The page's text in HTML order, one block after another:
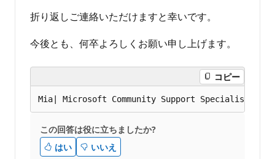
折り返しご連絡いただけますと幸いです。
今後とも、何卒よろしくお願い申し上げます。
コピー
この回答は役に立ちましたか?
はい
いいえ